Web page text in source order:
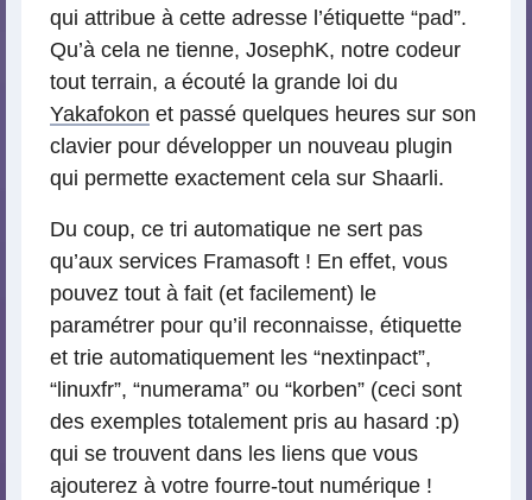
qui attribue à cette adresse l’étiquette “pad”.
Qu’à cela ne tienne, JosephK, notre codeur
tout terrain, a écouté la grande loi du
Yakafokon et passé quelques heures sur son
clavier pour développer un nouveau plugin
qui permette exactement cela sur Shaarli.
Du coup, ce tri automatique ne sert pas
qu’aux services Framasoft ! En effet, vous
pouvez tout à fait (et facilement) le
paramétrer pour qu’il reconnaisse, étiquette
et trie automatiquement les “nextinpact”,
“linuxfr”, “numerama” ou “korben” (ceci sont
des exemples totalement pris au hasard :p)
qui se trouvent dans les liens que vous
ajouterez à votre fourre-tout numérique !